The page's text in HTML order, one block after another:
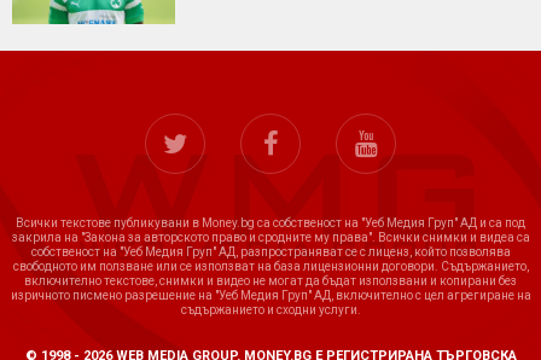
Всички текстове публикувани в Money.bg са собственост на "Уеб Медия Груп" АД и са под
закрила на "Закона за авторското право и сродните му права". Всички снимки и видеа са
собственост на "Уеб Медия Груп" АД, разпространяват се с лиценз, който позволява
свободното им ползване или се използват на база лицензионни договори. Съдържанието,
включително текстове, снимки и видео не могат да бъдат използвани и копирани без
изричното писмено разрешение на "Уеб Медия Груп" АД, включително с цел агрегиране на
съдържанието и сходни услуги.
© 1998 - 2026 WEB MEDIA GROUP. MONEY.BG Е РЕГИСТРИРАНА ТЪРГОВСКА